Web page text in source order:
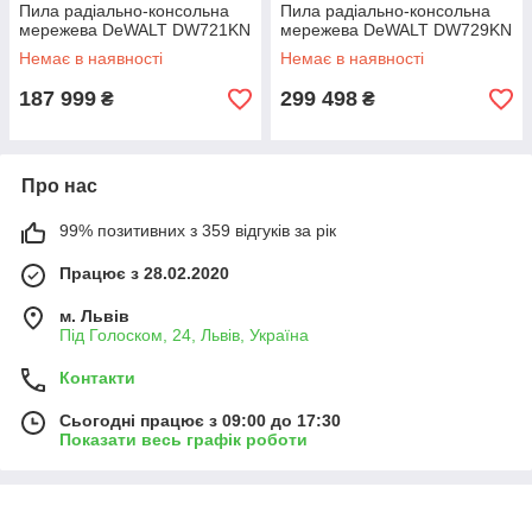
Пила радіально-консольна
мережева DeWALT DW721KN
Немає в наявності
187 999 ₴
Пила радіально-консольна
мережева DeWALT DW729KN
Немає в наявності
299 498 ₴
Про нас
99% позитивних з 359 відгуків за рік
Працює з 28.02.2020
м. Львів
Під Голоском, 24, Львів, Україна
Контакти
Сьогодні працює з 09:00 до 17:30
Показати весь графік роботи